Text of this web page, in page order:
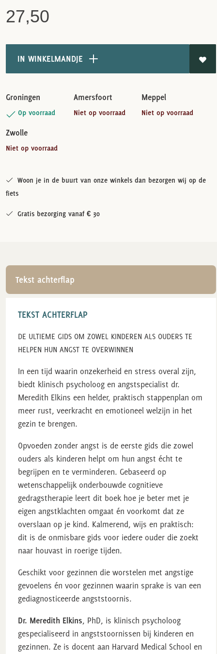
27,50
IN WINKELMANDJE
Groningen
Op voorraad
Amersfoort
Niet op voorraad
Meppel
Niet op voorraad
Zwolle
Niet op voorraad
Woon je in de buurt van onze winkels dan bezorgen wij op de
fiets
Gratis bezorging vanaf € 30
Tekst achterflap
TEKST ACHTERFLAP
DE ULTIEME GIDS OM ZOWEL KINDEREN ALS OUDERS TE
HELPEN HUN ANGST TE OVERWINNEN
In een tijd waarin onzekerheid en stress overal zijn,
biedt klinisch psycholoog en angstspecialist dr.
Meredith Elkins een helder, praktisch stappenplan om
meer rust, veerkracht en emotioneel welzijn in het
gezin te brengen.
Opvoeden zonder angst is de eerste gids die zowel
ouders als kinderen helpt om hun angst écht te
begrijpen en te verminderen. Gebaseerd op
wetenschappelijk onderbouwde cognitieve
gedragstherapie leert dit boek hoe je beter met je
eigen angstklachten omgaat én voorkomt dat ze
overslaan op je kind. Kalmerend, wijs en praktisch:
dit is de onmisbare gids voor iedere ouder die zoekt
naar houvast in roerige tijden.
Geschikt voor gezinnen die worstelen met angstige
gevoelens én voor gezinnen waarin sprake is van een
gediagnosticeerde angststoornis.
Dr. Meredith Elkins, PhD, is klinisch psycholoog
gespecialiseerd in angststoornissen bij kinderen en
gezinnen. Ze is docent aan Harvard Medical School en